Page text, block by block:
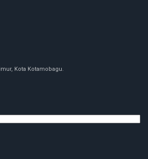
Kota Kotamobagu.